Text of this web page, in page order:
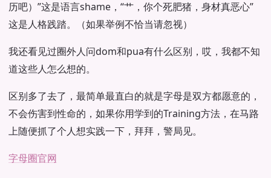
历吧）”这是语言shame，“艹，你个死肥猪，身材真恶心”
这是人格践踏。（如果举例不恰当请忽视）
我还看见过圈外人问dom和pua有什么区别，哎，我都不知
道这些人怎么想的。
区别多了去了，最简单最直白的就是字母是双方都愿意的，
不会伤害到性命的，如果你用学到的Training方法，在马路
上随便抓了个人想实践一下，拜拜，警局见。
字母圈官网